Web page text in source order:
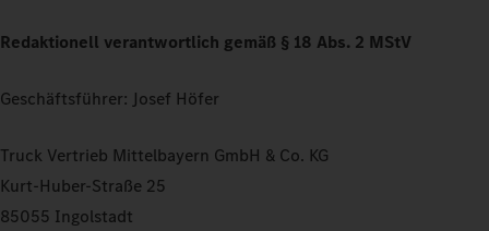
Redaktionell verantwortlich gemäß § 18 Abs. 2 MStV
Geschäftsführer: Josef Höfer
Truck Vertrieb Mittelbayern GmbH & Co. KG
Kurt-Huber-Straße 25
85055 Ingolstadt